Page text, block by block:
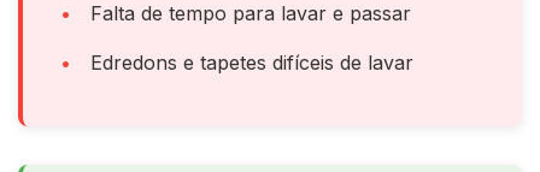
Falta de tempo para lavar e passar
Edredons e tapetes difíceis de lavar